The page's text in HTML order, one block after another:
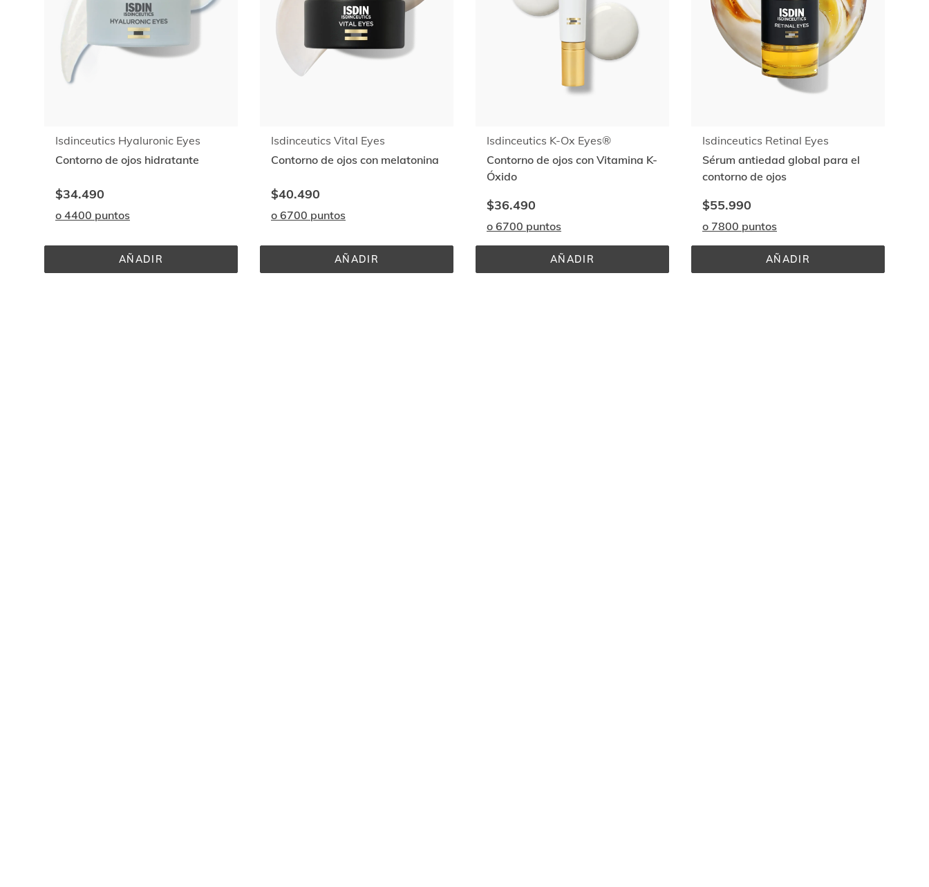
Isdinceutics Hyaluronic Eyes
Contorno de ojos hidratante
$34.490
o 4400 puntos
AÑADIRISDINCEUTICS
HYALURONIC
Isdinceutics Vital Eyes
Contorno de ojos con melatonina
$40.490
o 6700 puntos
AÑADIRISDINCEUTICS
VITAL
Isdinceutics K-Ox Eyes®
Contorno de ojos con Vitamina K-
Óxido
$36.490
o 6700 puntos
AÑADIRISDINCEUTICS
K-
Isdinceutics Retinal Eyes
Sérum antiedad global para el
contorno de ojos
$55.990
o 7800 puntos
AÑADIRISDINCEUTICS
RETINAL